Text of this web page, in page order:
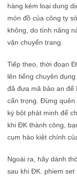
hàng kém loại dung
món đồ của công ty
không, do tính năng
vận chuyển trang.
Tiếp theo, thời đoạn
lên tiếng chuyên
đã đưa mã bảo an để
cẩn trọng. Đừng quên
ký bột phát minh để
khi ĐK thành công,
cụm hào kiệt chính
Ngoài ra, hãy dành
sau khi ĐK. phiem